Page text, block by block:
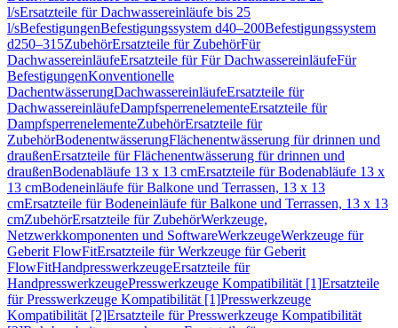
l/sErsatzteile für Dachwassereinläufe bis 25
l/sBefestigungenBefestigungssystem d40–200Befestigungssystem
d250–315ZubehörErsatzteile für ZubehörFür
DachwassereinläufeErsatzteile für Für DachwassereinläufeFür
BefestigungenKonventionelle
DachentwässerungDachwassereinläufeErsatzteile für
DachwassereinläufeDampfsperrenelementeErsatzteile für
DampfsperrenelementeZubehörErsatzteile für
ZubehörBodenentwässerungFlächenentwässerung für drinnen und
draußenErsatzteile für Flächenentwässerung für drinnen und
draußenBodenabläufe 13 x 13 cmErsatzteile für Bodenabläufe 13 x
13 cmBodeneinläufe für Balkone und Terrassen, 13 x 13
cmErsatzteile für Bodeneinläufe für Balkone und Terrassen, 13 x 13
cmZubehörErsatzteile für ZubehörWerkzeuge,
Netzwerkkomponenten und SoftwareWerkzeugeWerkzeuge für
Geberit FlowFitErsatzteile für Werkzeuge für Geberit
FlowFitHandpresswerkzeugeErsatzteile für
HandpresswerkzeugePresswerkzeuge Kompatibilität [1]Ersatzteile
für Presswerkzeuge Kompatibilität [1]Presswerkzeuge
Kompatibilität [2]Ersatzteile für Presswerkzeuge Kompatibilität